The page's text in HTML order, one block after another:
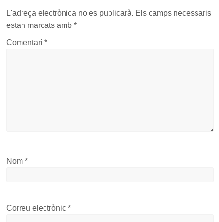
L'adreça electrònica no es publicarà. Els camps necessaris
estan marcats amb*
Comentari*
Nom*
Correu electrònic*